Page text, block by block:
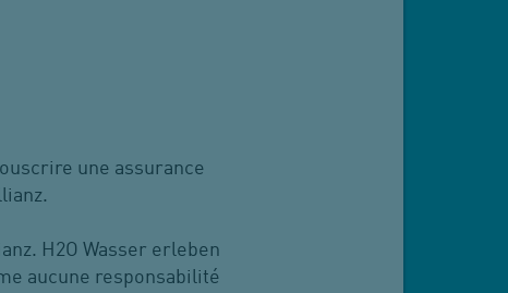
une assurance
H2O Wasser erleben
aucune responsabilité